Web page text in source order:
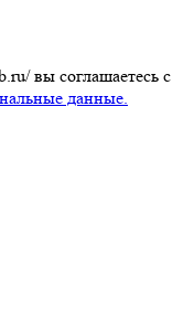
вы соглашаетесь с
данные.